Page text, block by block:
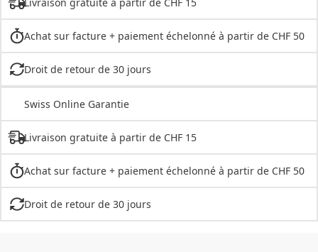
Achat sur facture + paiement échelonné à partir de CHF 50
Droit de retour de 30 jours
Swiss Online Garantie
Livraison gratuite à partir de CHF 15
Achat sur facture + paiement échelonné à partir de CHF 50
Droit de retour de 30 jours